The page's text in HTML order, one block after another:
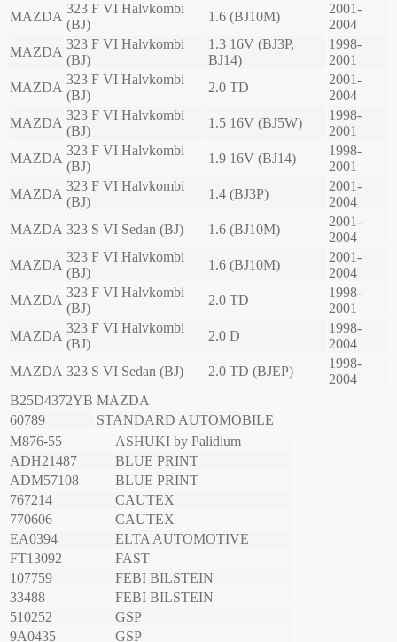
MAZDA
323 F VI Halvkombi
(BJ)
1.6 (BJ10M)
2001-
2004
MAZDA
323 F VI Halvkombi
(BJ)
1.3 16V (BJ3P,
BJ14)
1998-
2001
MAZDA
323 F VI Halvkombi
(BJ)
2.0 TD
2001-
2004
MAZDA
323 F VI Halvkombi
(BJ)
1.5 16V (BJ5W)
1998-
2001
MAZDA
323 F VI Halvkombi
(BJ)
1.9 16V (BJ14)
1998-
2001
MAZDA
323 F VI Halvkombi
(BJ)
1.4 (BJ3P)
2001-
2004
MAZDA 323 S VI Sedan (BJ) 1.6 (BJ10M)
2001-
2004
MAZDA
323 F VI Halvkombi
(BJ)
1.6 (BJ10M)
2001-
2004
MAZDA
323 F VI Halvkombi
(BJ)
2.0 TD
1998-
2001
MAZDA
323 F VI Halvkombi
(BJ)
2.0 D
1998-
2004
MAZDA 323 S VI Sedan (BJ) 2.0 TD (BJEP)
1998-
2004
B25D4372YB MAZDA
60789
STANDARD AUTOMOBILE
M876-55
ASHUKI by Palidium
ADH21487
BLUE PRINT
ADM57108
BLUE PRINT
767214
CAUTEX
770606
CAUTEX
EA0394
ELTA AUTOMOTIVE
FT13092
FAST
107759
FEBI BILSTEIN
33488
FEBI BILSTEIN
510252
GSP
9A0435
GSP